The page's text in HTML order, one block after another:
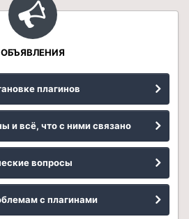
ОБЪЯВЛЕНИЯ
плагинов
и всё, что с ними связано
вопросы
с плагинами